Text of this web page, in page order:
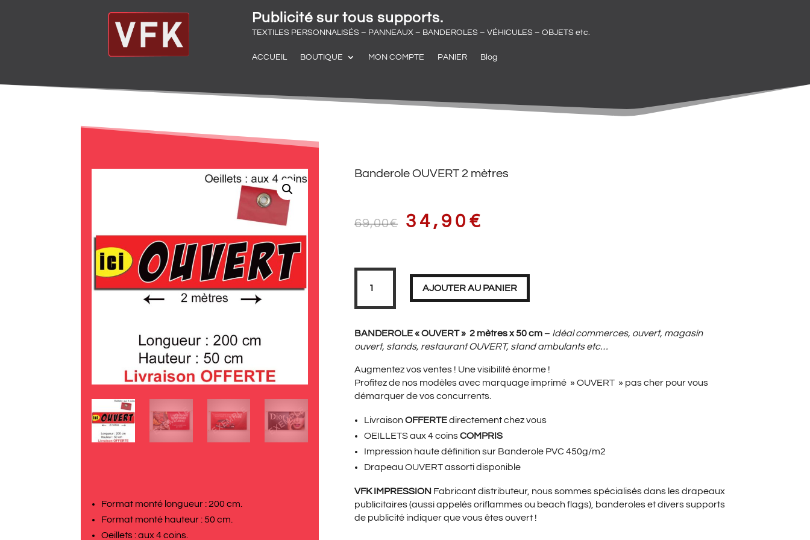
Publicité sur tous supports.
TEXTILES PERSONNALISÉS – PANNEAUX – BANDEROLES – VÉHICULES – OBJETS etc.
ACCUEIL BOUTIQUE MON COMPTE PANIER Blog
Format monté longueur : 200 cm.
Format monté hauteur : 50 cm.
Oeillets : aux 4 coins.
Banderole OUVERT 2 mètres
69,00€ LE
PRIX
INITIAL
ÉTAIT :
69,00€.
34,90 €
PRIX
ACTUEL
EST :
34,90€.
quantité
Banderole
2
AJOUTER AU PANIER
BANDEROLE « OUVERT » 2 mètres x 50 cm– Idéal commerces, ouvert, magasin
ouvert, stands, restaurant OUVERT, stand ambulants etc…
Augmentez vos ventes ! Une visibilité énorme !
Profitez de nos modèles avec marquage imprimé » OUVERT » pas cher pour vous
démarquer de vos concurrents.
LivraisonOFFERTEdirectement chez vous
OEILLETS aux 4 coinsCOMPRIS
Impression haute définition sur Banderole PVC 450g/m2
Drapeau OUVERTassorti disponible
VFK IMPRESSION Fabricant distributeur, nous sommes spécialisés dans les drapeaux
publicitaires (aussi appelés oriflammes ou beach flags), banderoles et divers supports
de publicité indiquer que vous êtes ouvert !